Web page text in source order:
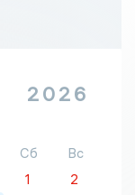
2026
Сб
Вс
1
2